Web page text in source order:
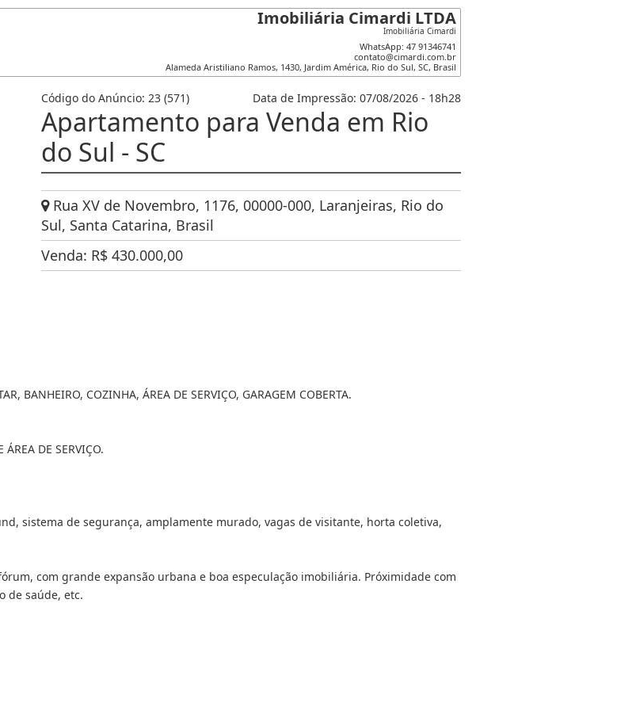
Imobiliária Cimardi LTDA
Imobiliária Cimardi
WhatsApp: 47 91346741
contato@cimardi.com.br
Alameda Aristiliano Ramos, 1430, Jardim América, Rio do Sul, SC, Brasil
Código do Anúncio: 23 (571) Data de Impressão: 07/08/2026 - 18h28
Apartamento para Venda em Rio
do Sul - SC
Rua XV de Novembro, 1176, 00000-000, Laranjeiras, Rio do
Sul, Santa Catarina, Brasil
Venda: R$ 430.000,00
BANHEIRO, COZINHA, ÁREA DE SERVIÇO, GARAGEM COBERTA.
DE SERVIÇO.
sistema de segurança, amplamente murado, vagas de visitante, horta coletiva,
com grande expansão urbana e boa especulação imobiliária. Próximidade com
de saúde, etc.